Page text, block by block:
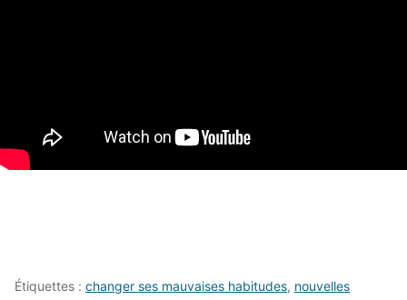
Étiquettes : changer ses mauvaises habitudes, nouvelles